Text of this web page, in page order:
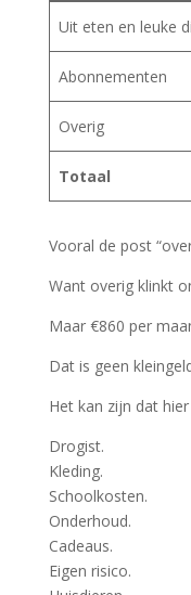
Uit eten en leuke
Abonnementen
Overig
Totaal
Vooral de post
Want overig klinkt
Maar €860 per
Dat is geen
Het kan zijn dat
Drogist.
Kleding.
Schoolkosten.
Onderhoud.
Cadeaus.
Eigen risico.